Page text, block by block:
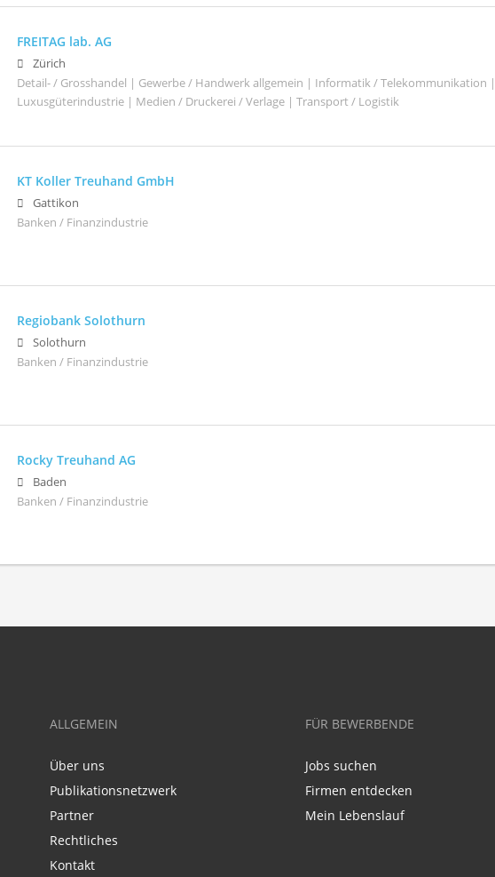
FREITAG lab. AG
Zürich
Detail- / Grosshandel | Gewerbe / Handwerk allgemein | Informatik / Telekommunikation
Luxusgüterindustrie | Medien / Druckerei / Verlage | Transport / Logistik
KT Koller Treuhand GmbH
Gattikon
Banken / Finanzindustrie
Regiobank Solothurn
Solothurn
Banken / Finanzindustrie
Rocky Treuhand AG
Baden
Banken / Finanzindustrie
ALLGEMEIN
Über uns
Publikationsnetzwerk
Partner
Rechtliches
Kontakt
FÜR BEWERBENDE
Jobs suchen
Firmen entdecken
Mein Lebenslauf